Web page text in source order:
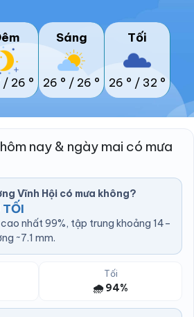
/ 26 °
Sáng
26 ° / 26 °
Tối
26 ° / 32 °
nay & ngày mai có mưa
Vĩnh Hội có mưa không?
TỐI
nhất 99%, tập trung khoảng 14–
~7.1 mm.
Tối
🌧️ 94%